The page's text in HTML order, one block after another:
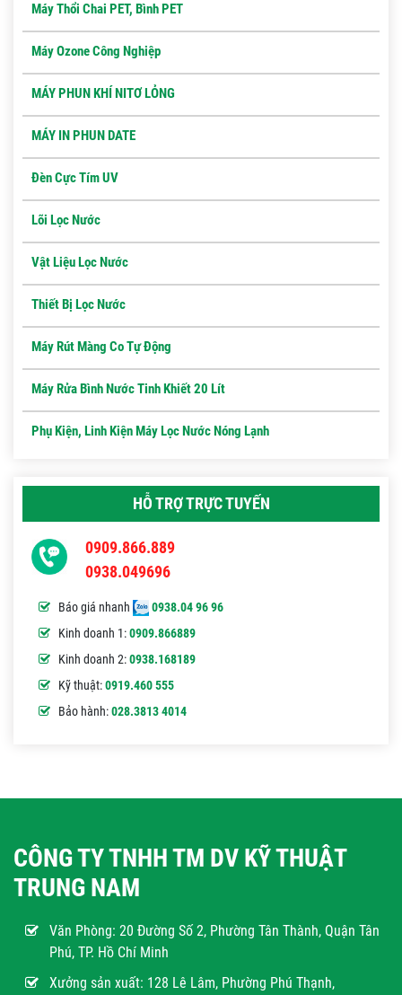
Máy Thổi Chai PET, Bình PET
Máy Ozone Công Nghiệp
MÁY PHUN KHÍ NITƠ LỎNG
MÁY IN PHUN DATE
Đèn Cực Tím UV
Lõi Lọc Nước
Vật Liệu Lọc Nước
Thiết Bị Lọc Nước
Máy Rút Màng Co Tự Động
Máy Rửa Bình Nước Tinh Khiết 20 Lít
Phụ Kiện, Linh Kiện Máy Lọc Nước Nóng Lạnh
HỖ TRỢ TRỰC TUYẾN
0909.866.889
0938.049696
Báo giá nhanh
0938.04 96 96
Kinh doanh 1:0909.866889
Kinh doanh 2:0938.168189
Kỹ thuật:0919.460 555
Bảo hành:028.3813 4014
CÔNG TY TNHH TM DV KỸ THUẬT
TRUNG NAM
Văn Phòng: 20 Đường Số 2, Phường Tân Thành, Quận Tân
Phú, TP. Hồ Chí Minh
Xưởng sản xuất: 128 Lê Lâm, Phường Phú Thạnh,